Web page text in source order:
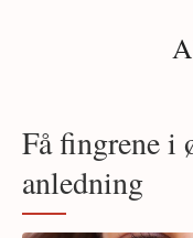
Få fingrene i
anledning